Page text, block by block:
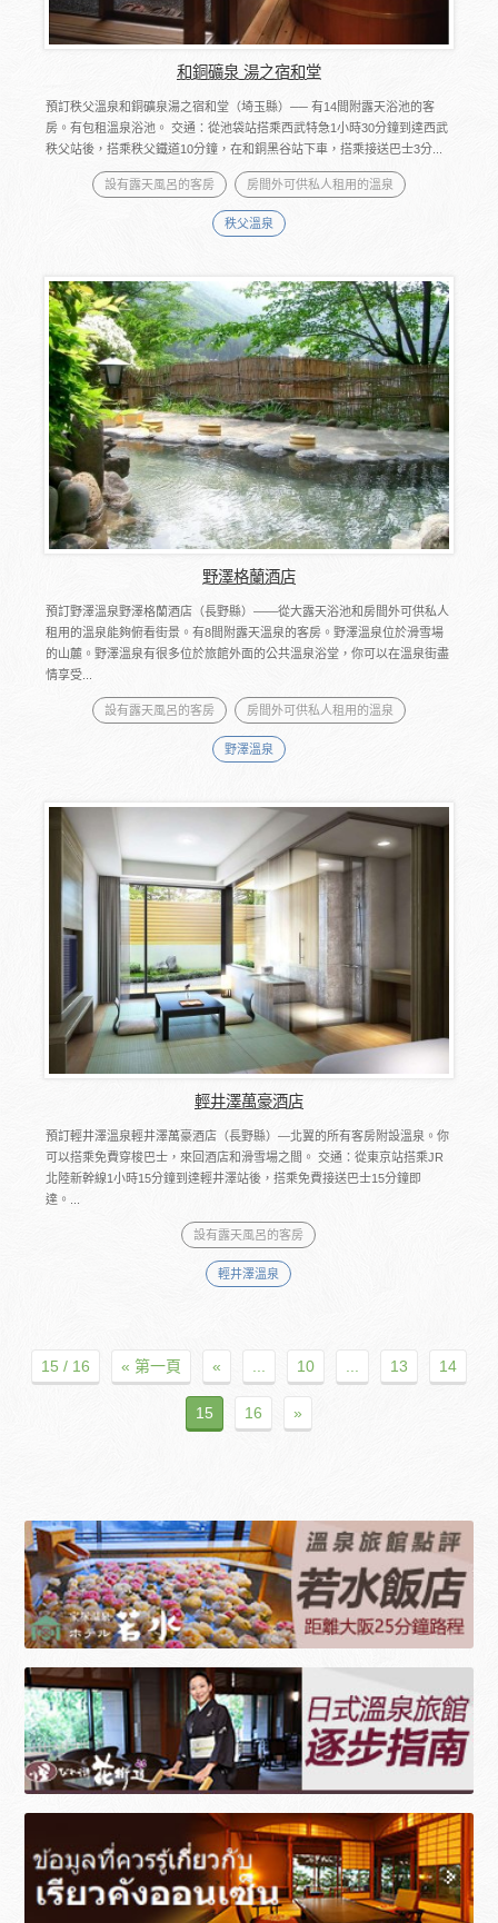
和銅礦泉 湯之宿和堂
預訂秩父溫泉和銅礦泉湯之宿和堂（埼玉縣）── 有14間附露天浴池的客
房。有包租溫泉浴池。 交通：從池袋站搭乘西武特急1小時30分鐘到達西武
秩父站後，搭乘秩父鐵道10分鐘，在和銅黑谷站下車，搭乘接送巴士3分...
設有露天風呂的客房 房間外可供私人租用的溫泉
秩父溫泉
野澤格蘭酒店
預訂野澤溫泉野澤格蘭酒店（長野縣）――從大露天浴池和房間外可供私人
租用的溫泉能夠俯看街景。有8間附露天溫泉的客房。野澤溫泉位於滑雪場
的山麓。野澤溫泉有很多位於旅館外面的公共溫泉浴堂，你可以在溫泉街盡
情享受...
設有露天風呂的客房 房間外可供私人租用的溫泉
野澤溫泉
輕井澤萬豪酒店
預訂輕井澤溫泉輕井澤萬豪酒店（長野縣）―北翼的所有客房附設溫泉。你
可以搭乘免費穿梭巴士，來回酒店和滑雪場之間。 交通：從東京站搭乘JR
北陸新幹線1小時15分鐘到達輕井澤站後，搭乘免費接送巴士15分鐘即
達。...
設有露天風呂的客房
輕井澤溫泉
15 / 16 « 第一頁 « ... 10 ... 13 14
15 16 »